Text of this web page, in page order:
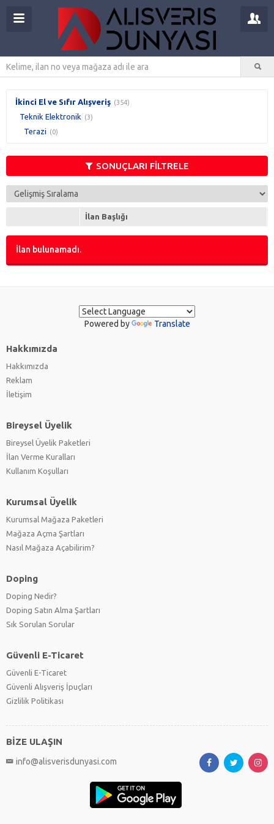
İkinci El ve Sıfır Alışveriş (354)
Teknik Elektronik (3)
Terazi (0)
SONUÇLARI FİLTRELE
İlan Başlığı
İlan bulunamadı.
Powered by Translate
Hakkımızda
Hakkımızda
Reklam
İletişim
Bireysel Üyelik
Bireysel Üyelik Paketleri
İlan Verme Kuralları
Kullanım Koşulları
Kurumsal Üyelik
Kurumsal Mağaza Paketleri
Mağaza Açma Şartları
Nasıl Mağaza Açabilirim?
Doping
Doping Nedir?
Doping Satın Alma Şartları
Sık Sorulan Sorular
Güvenli E-Ticaret
Güvenli E-Ticaret
Güvenli Alışveriş İpuçları
Gizlilik Politikası
BİZE ULAŞIN
info@alisverisdunyasi.com